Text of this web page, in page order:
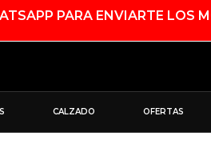
PARA ENVIARTE LOS
CALZADO OFERTAS